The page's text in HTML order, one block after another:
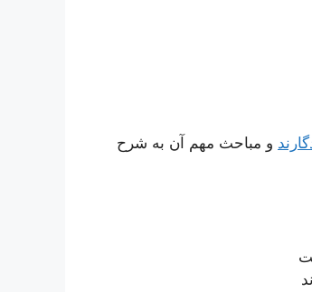
و مباحث مهم آن به شرح